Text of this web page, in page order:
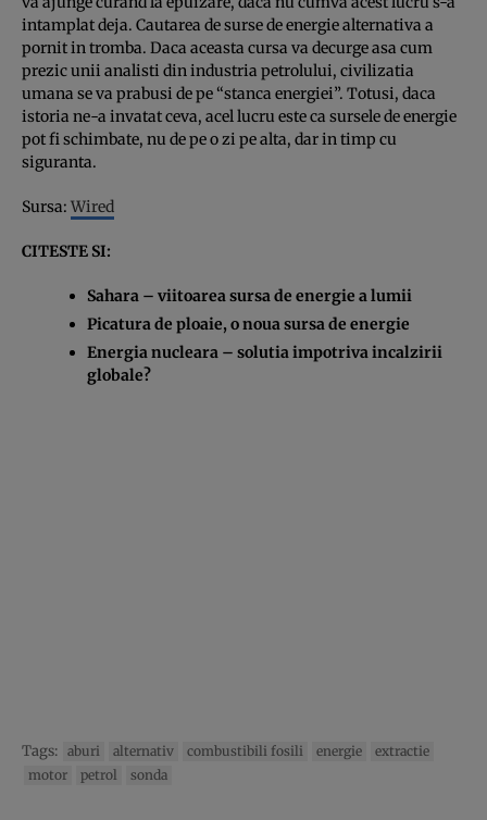
intamplat deja. Cautarea de surse de energie alternativa a
pornit in tromba. Daca aceasta cursa va decurge asa cum
prezic unii analisti din industria petrolului, civilizatia
umana se va prabusi de pe “stanca energiei”. Totusi, daca
istoria ne-a invatat ceva, acel lucru este ca sursele de energie
pot fi schimbate, nu de pe o zi pe alta, dar in timp cu
siguranta.
Sursa: Wired
CITESTE SI:
Sahara – viitoarea sursa de energie a lumii
Picatura de ploaie, o noua sursa de energie
Energia nucleara – solutia impotriva incalzirii
globale?
Tags: aburi alternativ combustibili fosili energie
extractie
motor
petrol sonda